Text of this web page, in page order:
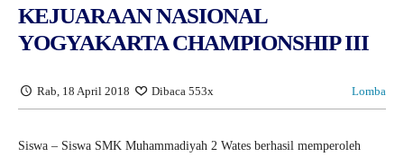
KEJUARAAN NASIONAL
YOGYAKARTA CHAMPIONSHIP III
Rab, 18 April 2018 Dibaca 553x Lomba
Siswa – Siswa SMK Muhammadiyah 2 Wates berhasil memperoleh